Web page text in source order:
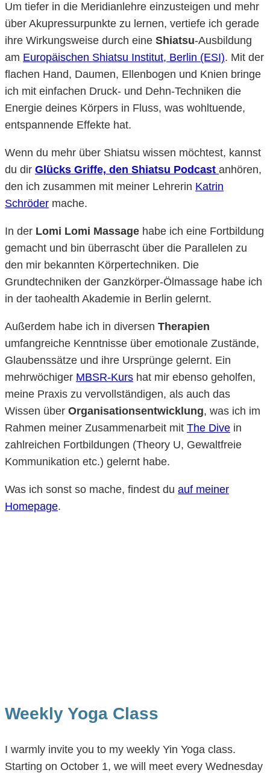
Um tiefer in die Meridianlehre einzusteigen und mehr
über Akupressurpunkte zu lernen, vertiefe ich gerade
ihre Wirkungsweise durch eine Shiatsu-Ausbildung
am Europäischen Shiatsu Institut, Berlin (ESI). Mit der
flachen Hand, Daumen, Ellenbogen und Knien bringe
ich mit einfachen Druck- und Dehn-Techniken die
Energie deines Körpers in Fluss, was wohltuende,
entspannende Effekte hat.
Wenn du mehr über Shiatsu wissen möchtest, kannst
du dir Glücks Griffe, den Shiatsu Podcast anhören,
den ich zusammen mit meiner Lehrerin Katrin
Schröder mache.
In der Lomi Lomi Massage habe ich eine Fortbildung
gemacht und bin überrascht über die Parallelen zu
den mir bekannten Körpertechniken. Die
Grundtechniken der Ganzkörper-Ölmassage habe ich
in der taohealth Akademie in Berlin gelernt.
Außerdem habe ich in diversen Therapien
umfangreiche Kenntnisse über emotionale Zustände,
Glaubenssätze und ihre Ursprünge gelernt. Ein
mehrwöchiger MBSR-Kurs hat mir ebenso geholfen,
meine Praxis zu vervollständigen, als auch das
Wissen über Organisationsentwicklung, was ich im
Rahmen meiner Zusammenarbeit mit The Dive in
zahlreichen Fortbildungen (Theory U, Gewaltfreie
Kommunikation etc.) gelernt habe.
Was ich sonst so mache, findest du auf meiner
Homepage.
Weekly Yoga Class
I warmly invite you to my weekly Yin Yoga class.
Starting on October 1, we will meet every Wednesday